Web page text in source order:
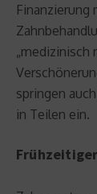
„medizinisch
springen
in Teilen ein.